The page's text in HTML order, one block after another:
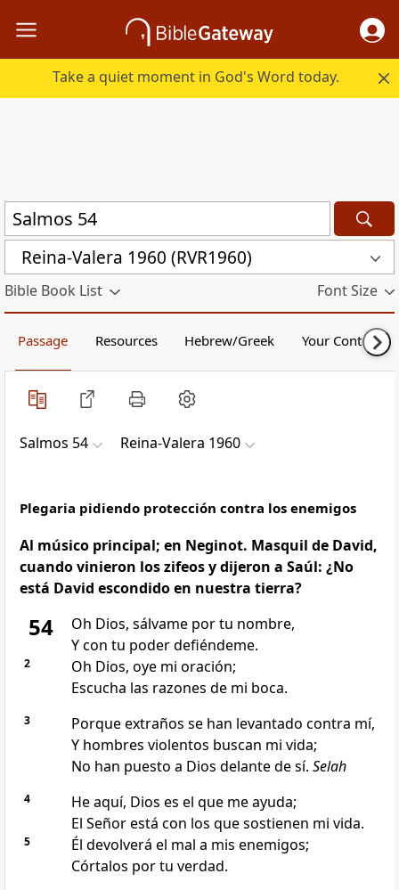
Take a quiet moment in God's Word today.
Reina-Valera 1960 (RVR1960)
Bible Book List Font Size
Passage Resources Hebrew/Greek Your Content
Salmos 54 Reina-Valera 1960
Plegaria pidiendo protección contra los enemigos
Al músico principal; en Neginot. Masquil de David,
cuando vinieron los zifeos y dijeron a Saúl: ¿No
está David escondido en nuestra tierra?
54
Oh Dios, sálvame por tu nombre,
Y con tu poder defiéndeme.
2
Oh Dios, oye mi oración;
Escucha las razones de mi boca.
3
Porque extraños se han levantado contra mí,
Y hombres violentos buscan mi vida;
No han puesto a Dios delante de sí. Selah
4
He aquí, Dios es el que me ayuda;
El Señor está con los que sostienen mi vida.
5
Él devolverá el mal a mis enemigos;
Córtalos por tu verdad.